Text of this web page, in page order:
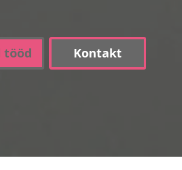
tööd Kontakt